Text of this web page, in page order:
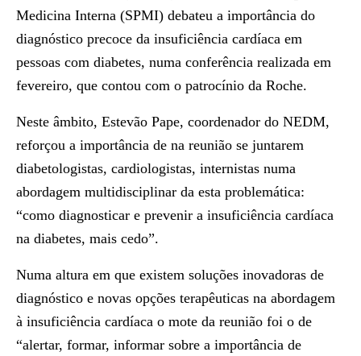
Medicina Interna (SPMI) debateu a importância do
diagnóstico precoce da insuficiência cardíaca em
pessoas com diabetes, numa conferência realizada em
fevereiro, que contou com o patrocínio da Roche.
Neste âmbito, Estevão Pape, coordenador do NEDM,
reforçou a importância de na reunião se juntarem
diabetologistas, cardiologistas, internistas numa
abordagem multidisciplinar da esta problemática:
“como diagnosticar e prevenir a insuficiência cardíaca
na diabetes, mais cedo”.
Numa altura em que existem soluções inovadoras de
diagnóstico e novas opções terapêuticas na abordagem
à insuficiência cardíaca o mote da reunião foi o de
“alertar, formar, informar sobre a importância de